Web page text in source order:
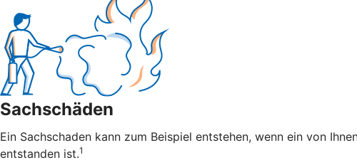
Sachschäden
Ein Sachschaden kann zum Beispiel entstehen, wenn ein von
entstanden ist.1